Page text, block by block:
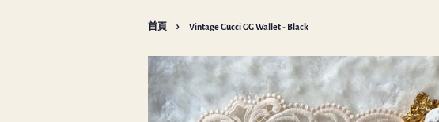
首頁 › Vintage Gucci GG Wallet - Black